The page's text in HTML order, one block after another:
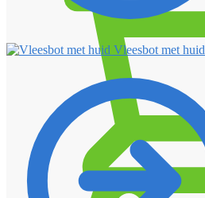
Vleesbot met huid